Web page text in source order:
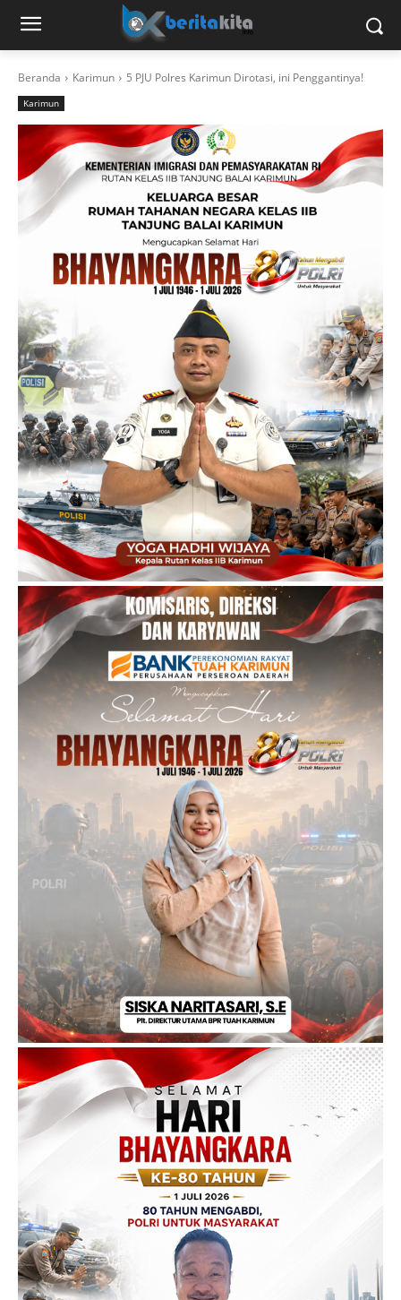
Beranda Karimun 5 PJU Polres Karimun Dirotasi, ini Penggantinya!
Karimun